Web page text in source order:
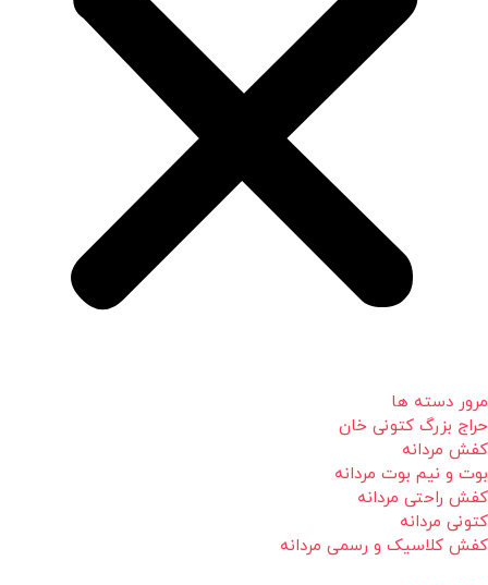
مرور دسته ها
حراج بزرگ کتونی خان
کفش مردانه
بوت و نیم بوت مردانه
کفش راحتی مردانه
کتونی مردانه
کفش کلاسیک و رسمی مردانه